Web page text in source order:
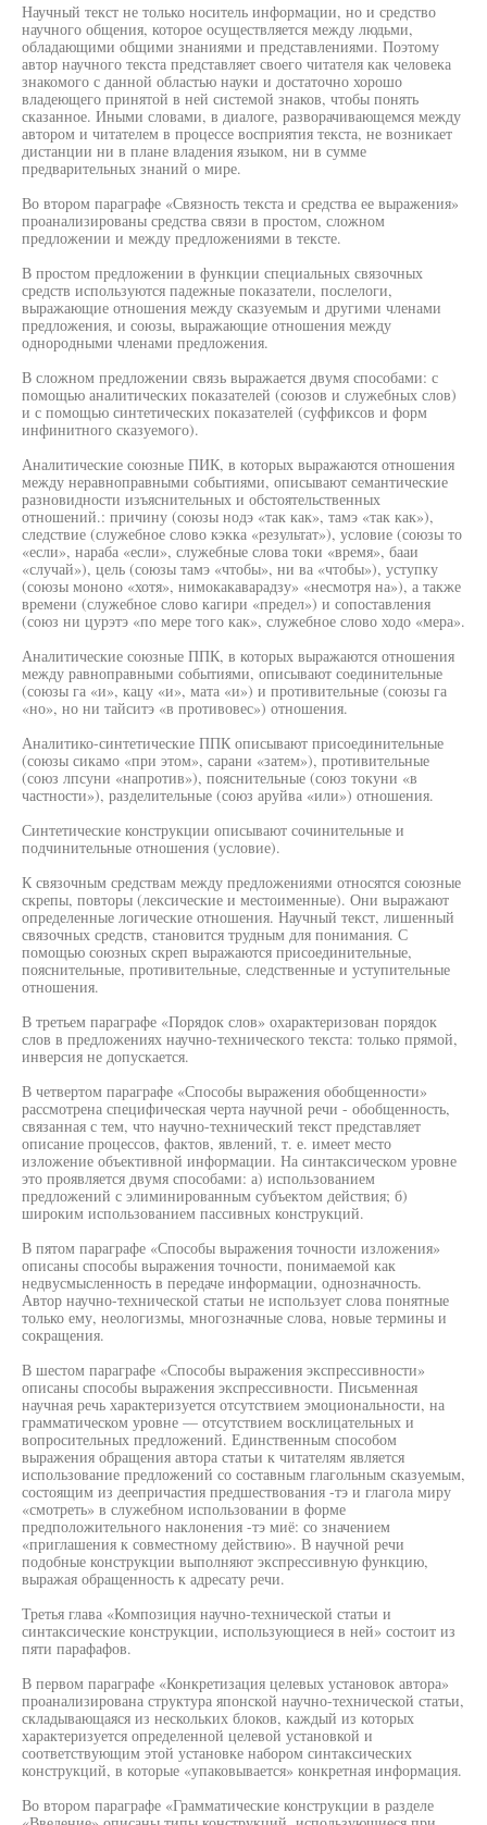
Научный текст не только носитель информации, но и средство
научного общения, которое осуществляется между людьми,
обладающими общими знаниями и представлениями. Поэтому
автор научного текста представляет своего читателя как человека
знакомого с данной областью науки и достаточно хорошо
владеющего принятой в ней системой знаков, чтобы понять
сказанное. Иными словами, в диалоге, разворачивающемся между
автором и читателем в процессе восприятия текста, не возникает
дистанции ни в плане владения языком, ни в сумме
предварительных знаний о мире.
Во втором параграфе «Связность текста и средства ее выражения»
проанализированы средства связи в простом, сложном
предложении и между предложениями в тексте.
В простом предложении в функции специальных связочных
средств используются падежные показатели, послелоги,
выражающие отношения между сказуемым и другими членами
предложения, и союзы, выражающие отношения между
однородными членами предложения.
В сложном предложении связь выражается двумя способами: с
помощью аналитических показателей (союзов и служебных слов)
и с помощью синтетических показателей (суффиксов и форм
инфинитного сказуемого).
Аналитические союзные ПИК, в которых выражаются отношения
между неравноправными событиями, описывают семантические
разновидности изъяснительных и обстоятельственных
отношений.: причину (союзы нодэ «так как», тамэ «так как»),
следствие (служебное слово кэкка «результат»), условие (союзы то
«если», нараба «если», служебные слова токи «время», бааи
«случай»), цель (союзы тамэ «чтобы», ни ва «чтобы»), уступку
(союзы мононо «хотя», нимокакаварадзу» «несмотря на»), а также
времени (служебное слово кагири «предел») и сопоставления
(союз ни цурэтэ «по мере того как», служебное слово ходо «мера».
Аналитические союзные ППК, в которых выражаются отношения
между равноправными событиями, описывают соединительные
(союзы га «и», кацу «и», мата «и») и противительные (союзы га
«но», но ни тайситэ «в противовес») отношения.
Аналитико-синтетические ППК описывают присоединительные
(союзы сикамо «при этом», сарани «затем»), противительные
(союз лпсуни «напротив»), пояснительные (союз токуни «в
частности»), разделительные (союз аруйва «или») отношения.
Синтетические конструкции описывают сочинительные и
подчинительные отношения (условие).
К связочным средствам между предложениями относятся союзные
скрепы, повторы (лексические и местоименные). Они выражают
определенные логические отношения. Научный текст, лишенный
связочных средств, становится трудным для понимания. С
помощью союзных скреп выражаются присоединительные,
пояснительные, противительные, следственные и уступительные
отношения.
В третьем параграфе «Порядок слов» охарактеризован порядок
слов в предложениях научно-технического текста: только прямой,
инверсия не допускается.
В четвертом параграфе «Способы выражения обобщенности»
рассмотрена специфическая черта научной речи - обобщенность,
связанная с тем, что научно-технический текст представляет
описание процессов, фактов, явлений, т. е. имеет место
изложение объективной информации. На синтаксическом уровне
это проявляется двумя способами: а) использованием
предложений с элиминированным субъектом действия; б)
широким использованием пассивных конструкций.
В пятом параграфе «Способы выражения точности изложения»
описаны способы выражения точности, понимаемой как
недвусмысленность в передаче информации, однозначность.
Автор научно-технической статьи не использует слова понятные
только ему, неологизмы, многозначные слова, новые термины и
сокращения.
В шестом параграфе «Способы выражения экспрессивности»
описаны способы выражения экспрессивности. Письменная
научная речь характеризуется отсутствием эмоциональности, на
грамматическом уровне — отсутствием восклицательных и
вопросительных предложений. Единственным способом
выражения обращения автора статьи к читателям является
использование предложений со составным глагольным сказуемым,
состоящим из деепричастия предшествования -тэ и глагола миру
«смотреть» в служебном использовании в форме
предположительного наклонения -тэ миё: со значением
«приглашения к совместному действию». В научной речи
подобные конструкции выполняют экспрессивную функцию,
выражая обращенность к адресату речи.
Третья глава «Композиция научно-технической статьи и
синтаксические конструкции, использующиеся в ней» состоит из
пяти парафафов.
В первом параграфе «Конкретизация целевых установок автора»
проанализирована структура японской научно-технической статьи,
складывающаяся из нескольких блоков, каждый из которых
характеризуется определенной целевой установкой и
соответствующим этой установке набором синтаксических
конструкций, в которые «упаковывается» конкретная информация.
Во втором параграфе «Грамматические конструкции в разделе